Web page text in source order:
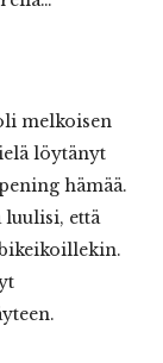
melkoisen
löytänyt
hämää.
luulisi, että